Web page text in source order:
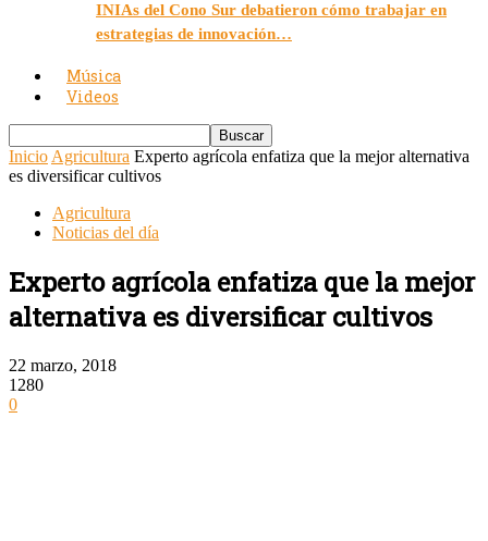
INIAs del Cono Sur debatieron cómo trabajar en
estrategias de innovación…
Música
Videos
Inicio Agricultura Experto agrícola enfatiza que la mejor alternativa
es diversificar cultivos
Agricultura
Noticias del día
Experto agrícola enfatiza que la mejor
alternativa es diversificar cultivos
22 marzo, 2018
1280
0